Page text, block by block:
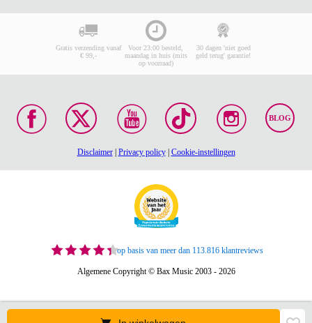
Gratis verzending vanaf
€ 99,-
Voor 23:00 besteld,
maandag in huis (mits
op voorraad)
30 dagen 'niet goed
geld terug' garantie!
BLOG
Disclaimer| Privacy policy| Cookie-instellingen
op basis van meer dan 113.816 klantreviews
Algemene Copyright © Bax Music 2003 - 2026